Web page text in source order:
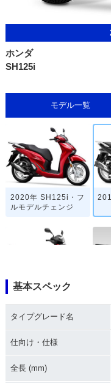
ホンダ
SH125i
モデル一覧
2020年 SH125i・フ
ルモデルチェンジ
基本スペック
タイプグレード名
仕向け・仕様
全長 (mm)